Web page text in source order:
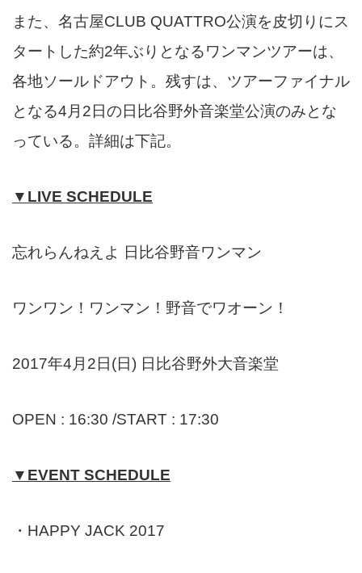
また、名古屋CLUB QUATTRO公演を皮切りにス
タートした約2年ぶりとなるワンマンツアーは、
各地ソールドアウト。 残すは、ツアーファイナル
となる4月2日の日比谷野外音楽堂公演のみとな
っている。詳細は下記。
▼LIVE SCHEDULE
忘れらんねえよ 日比谷野音ワンマン
ワンワン！ワンマン！野音でワオーン！
2017年4月2日(日) 日比谷野外大音楽堂
OPEN : 16:30 /START : 17:30
▼EVENT SCHEDULE
・HAPPY JACK 2017